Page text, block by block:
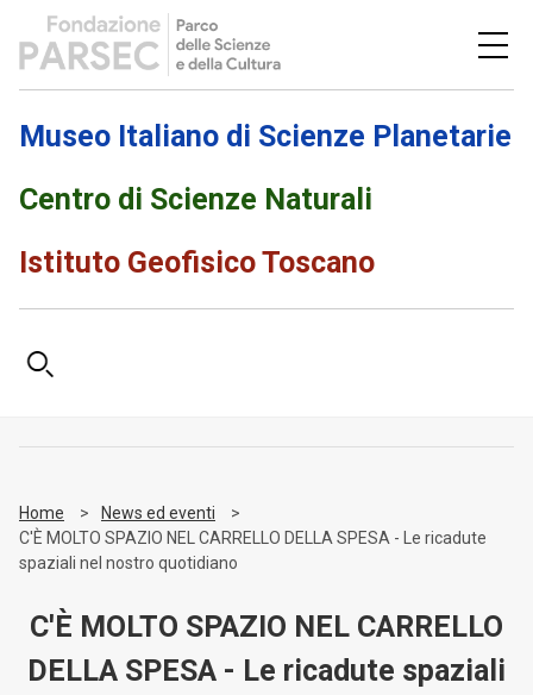
Museo Italiano di Scienze Planetarie
Centro di Scienze Naturali
Istituto Geofisico Toscano
Home
News ed eventi
C'È MOLTO SPAZIO NEL CARRELLO DELLA SPESA - Le ricadute
spaziali nel nostro quotidiano
C'È MOLTO SPAZIO NEL CARRELLO
DELLA SPESA - Le ricadute spaziali